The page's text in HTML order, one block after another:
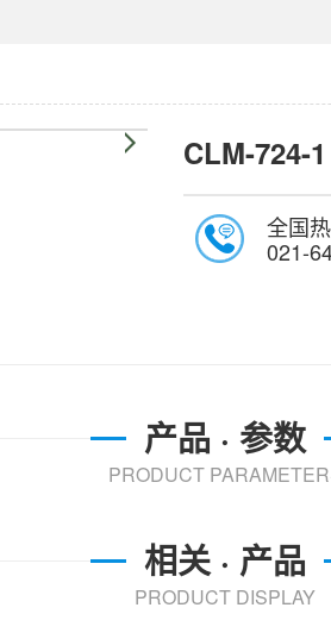
CLM-724-1
全国
021-
产品 · 参数
PRODUCT
相关 · 产品
PRODUCT DISPLAY